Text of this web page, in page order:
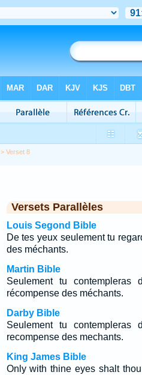
> Verset 8
Versets Parallèles
Louis Segond Bible
De tes yeux seulement tu
des méchants.
Martin Bible
Seulement tu
récompense des méchants.
Darby Bible
Seulement tu
recompense des mechants.
King James Bible
Only with thine eyes shalt